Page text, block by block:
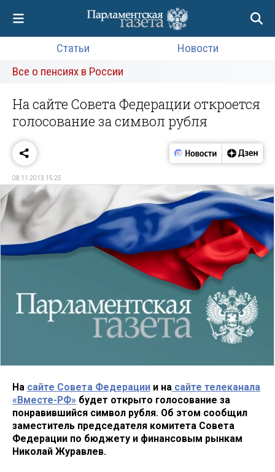
Статьи
Новости
Все о пенсиях в России
На сайте Совета Федерации откроется
голосование за символ рубля
08.11.2013 15:25
На сайте Совета Федерации и на сайте телеканала
«Вместе-РФ» будет открыто голосование за
понравившийся символ рубля. Об этом сообщил
заместитель председателя комитета Совета
Федерации по бюджету и финансовым рынкам
Николай Журавлев.